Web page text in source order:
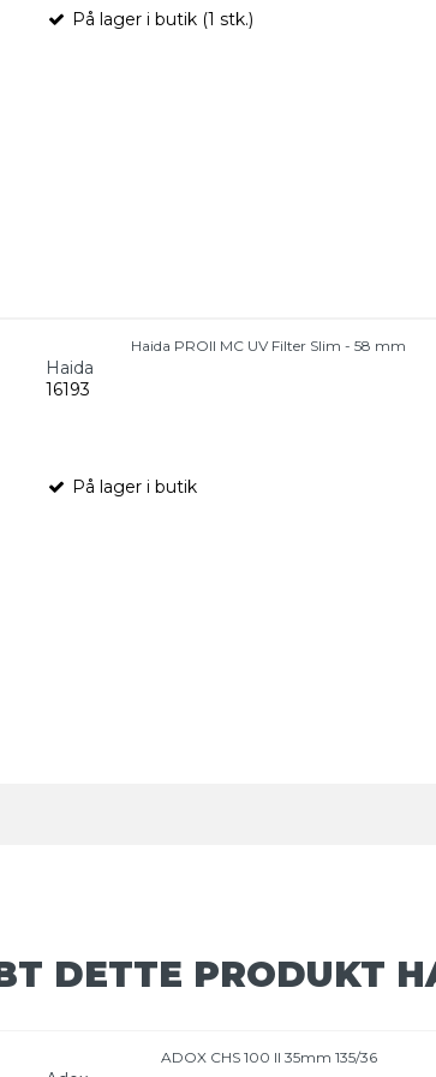
På lager i butik (1 stk.)
Haida PROII MC UV Filter Slim - 58 mm
Haida
16193
På lager i butik
DETTE PRODUKT
ADOX CHS 100 II 35mm 135/36